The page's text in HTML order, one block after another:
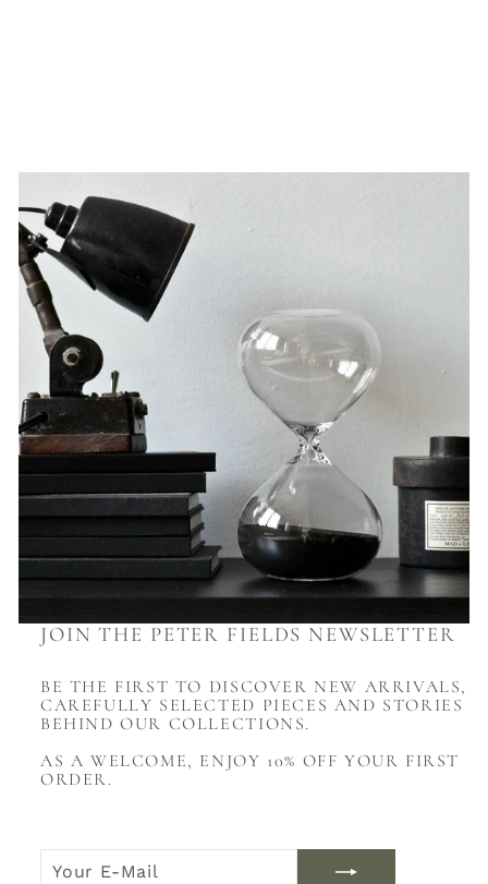
JOIN THE PETER FIELDS NEWSLETTER
BE THE FIRST TO DISCOVER NEW ARRIVALS,
CAREFULLY SELECTED PIECES AND STORIES
BEHIND OUR COLLECTIONS.
AS A WELCOME, ENJOY 10% OFF YOUR FIRST
ORDER.
E-
NOW